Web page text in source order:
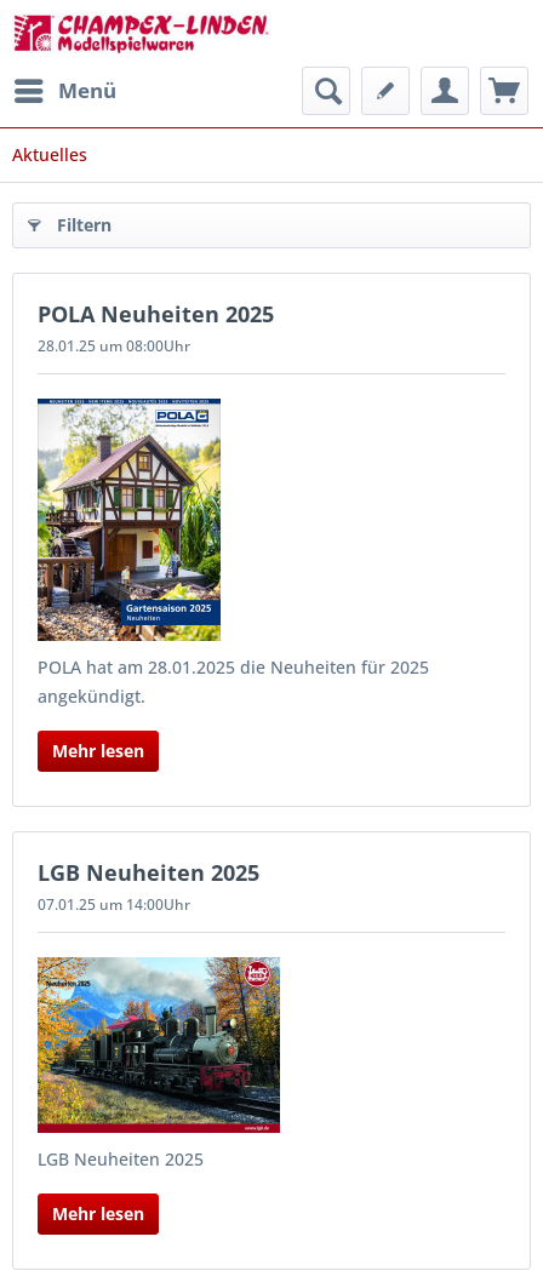
Menü
Aktuelles
Filtern
POLA Neuheiten 2025
28.01.25 um 08:00Uhr
POLA hat am 28.01.2025 die Neuheiten für 2025
angekündigt.
Mehr lesen
LGB Neuheiten 2025
07.01.25 um 14:00Uhr
LGB Neuheiten 2025
Mehr lesen